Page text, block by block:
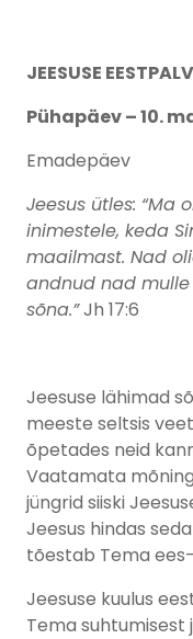
JEESUSE
Pühapäev – 10.
Emadepäev
Jeesus ütles: “Ma
inimestele, keda
maailmast. Nad
andnud nad
sõna.”Jh 17:6
Jeesuse lähimad
meeste seltsis
õpetades neid
Vaatamata
jüngrid siiski
Jeesus hindas
tõestab Tema
Jeesuse kuulus
Tema suhtumisest